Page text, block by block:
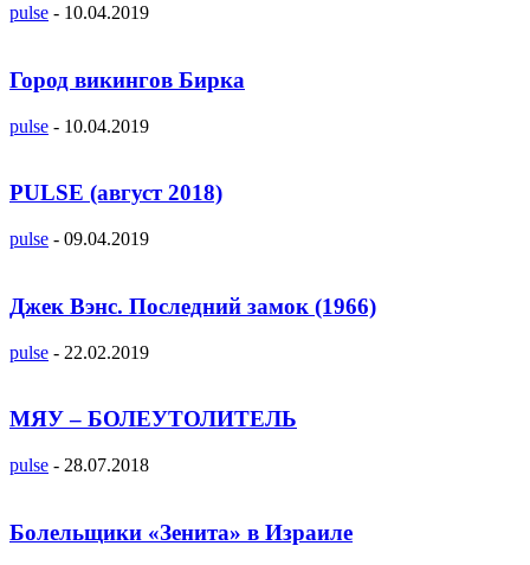
pulse - 10.04.2019
Город викингов Бирка
pulse - 10.04.2019
PULSE (август 2018)
pulse - 09.04.2019
Джек Вэнс. Последний замок (1966)
pulse - 22.02.2019
МЯУ – БОЛЕУТОЛИТЕЛЬ
pulse - 28.07.2018
Болельщики «Зенита» в Израиле